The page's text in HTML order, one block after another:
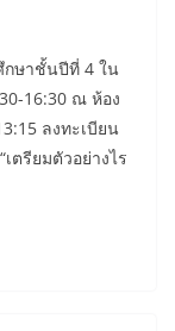
กษาชั้นปีที่ 4 ใน
16:30 ณ ห้อง
ลงทะเบียน
ตรียมตัวอย่างไร